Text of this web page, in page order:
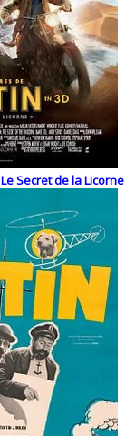
Secret de la Licorne